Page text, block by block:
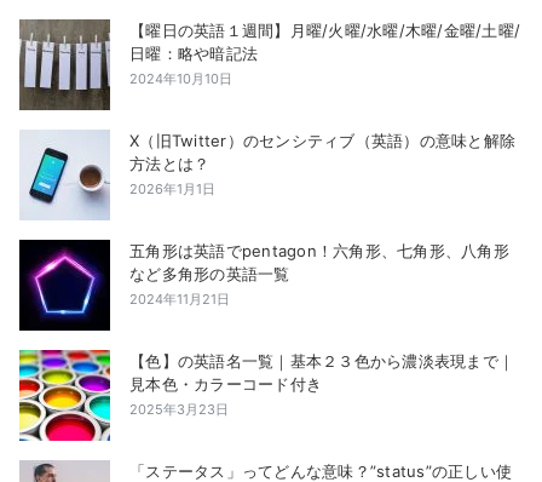
【曜日の英語１週間】月曜/火曜/水曜/木曜/金曜/土曜/
日曜：略や暗記法
2024年10月10日
X（旧Twitter）のセンシティブ（英語）の意味と解除
方法とは？
2026年1月1日
五角形は英語でpentagon！六角形、七角形、八角形
など多角形の英語一覧
2024年11月21日
【色】の英語名一覧｜基本２３色から濃淡表現まで｜
見本色・カラーコード付き
2025年3月23日
「ステータス」ってどんな意味？”status”の正しい使